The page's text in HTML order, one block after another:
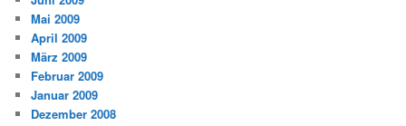
Mai 2009
April 2009
März 2009
Februar 2009
Januar 2009
Dezember 2008